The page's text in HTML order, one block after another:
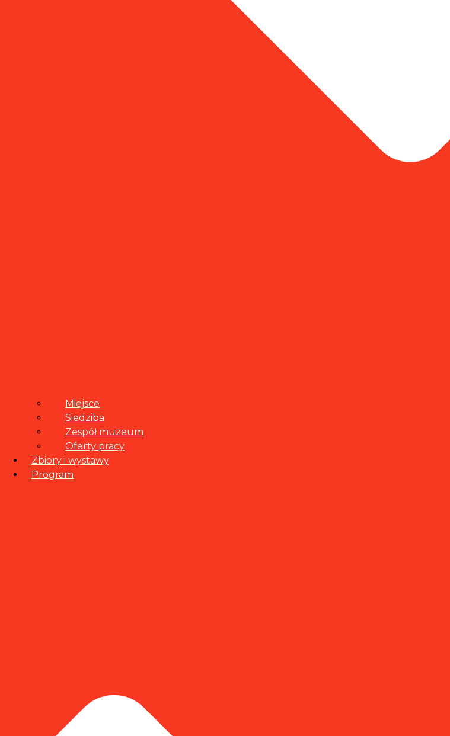
Miejsce
Siedziba
Zespół muzeum
Oferty pracy
Zbiory i wystawy
Program